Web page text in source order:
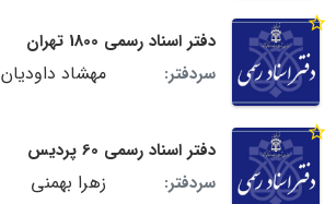
دفتر اسناد رسمی 1800 تهران
سردفتر:
مهشاد داودیان
دفتر اسناد رسمی 60 پردیس
سردفتر:
زهرا بهمنی